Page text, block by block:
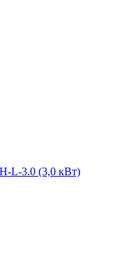
L-3.0 (3,0 кВт)